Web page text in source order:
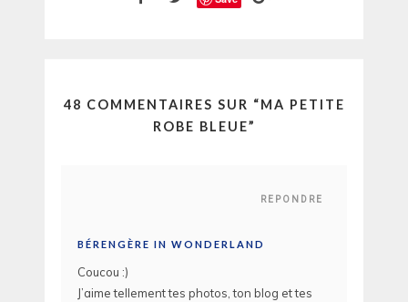
48 COMMENTAIRES SUR “MA PETITE
ROBE BLEUE”
REPONDRE
BÉRENGÈRE IN WONDERLAND
Coucou :)
J’aime tellement tes photos, ton blog et tes